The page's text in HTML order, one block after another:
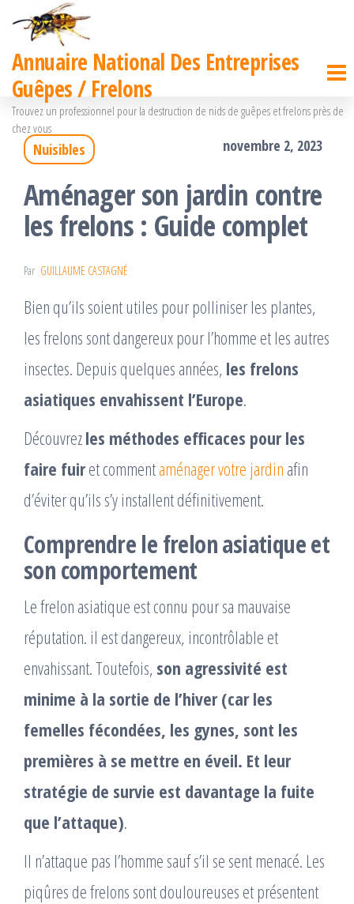
Passer
contenu
Annuaire National Des Entreprises
Guêpes / Frelons
Trouvez un professionnel pour la destruction de nids de guêpes et frelons près de
chez vous
Nuisibles novembre 2, 2023
Aménager son jardin contre
les frelons : Guide complet
Par GUILLAUME CASTAGNÉ
Bien qu’ils soient utiles pour polliniser les plantes,
les frelons sont dangereux pour l’homme et les autres
insectes. Depuis quelques années, les frelons
asiatiques envahissent l’Europe.
Découvrezles méthodes efficaces pour les
faire fuiret commentaménager votre jardin afin
d’éviter qu’ils s’y installent définitivement.
Comprendre le frelon asiatique et
son comportement
Le frelon asiatique est connu pour sa mauvaise
réputation. il est dangereux, incontrôlable et
envahissant. Toutefois, son agressivité est
minime à la sortie de l’hiver (car les
femelles fécondées, les gynes, sont les
premières à se mettre en éveil. Et leur
stratégie de survie est davantage la fuite
que l’attaque).
Il n’attaque pas l’homme sauf s’il se sent menacé. Les
piqûres de frelons sont douloureuses et présentent